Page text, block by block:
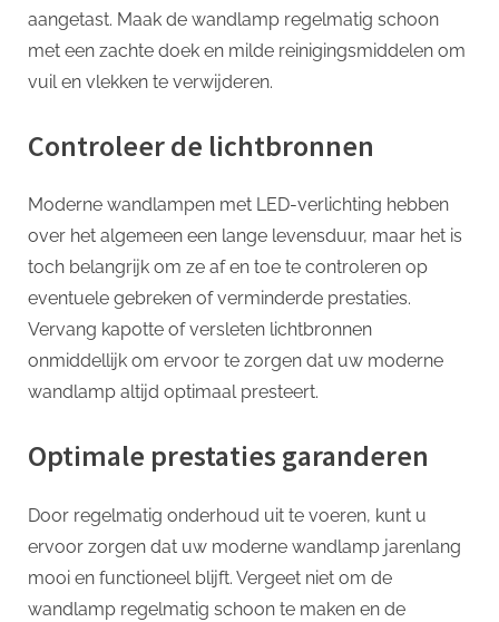
aangetast. Maak de wandlamp regelmatig schoon
met een zachte doek en milde reinigingsmiddelen om
vuil en vlekken te verwijderen.
Controleer de lichtbronnen
Moderne wandlampen met LED-verlichting hebben
over het algemeen een lange levensduur, maar het is
toch belangrijk om ze af en toe te controleren op
eventuele gebreken of verminderde prestaties.
Vervang kapotte of versleten lichtbronnen
onmiddellijk om ervoor te zorgen dat uw moderne
wandlamp altijd optimaal presteert.
Optimale prestaties garanderen
Door regelmatig onderhoud uit te voeren, kunt u
ervoor zorgen dat uw moderne wandlamp jarenlang
mooi en functioneel blijft. Vergeet niet om de
wandlamp regelmatig schoon te maken en de